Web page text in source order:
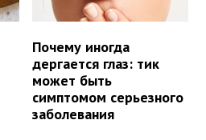
Почему иногда
дергается глаз: тик
может быть
симптомом серьезного
заболевания